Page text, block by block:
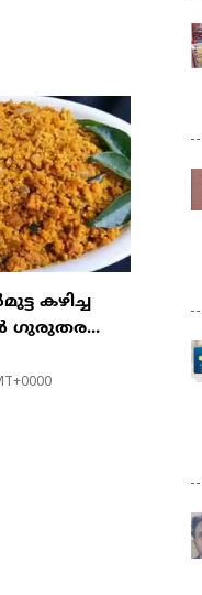
കഴിച്ച
ഗുരുതര...